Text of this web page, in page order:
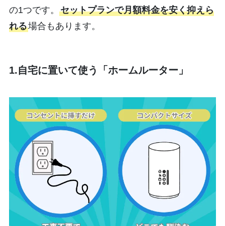
の1つです。 セットプランで月額料金を安く抑えら
れる場合もあります。
1.自宅に置いて使う「ホームルーター」